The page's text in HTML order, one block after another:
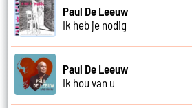
Paul De Leeuw
Ik heb je nodig
Paul De Leeuw
Ik hou van u